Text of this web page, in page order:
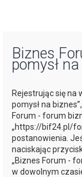
Biznes
pomysł
Rejestrując się na
pomysł na
Forum - forum
„https://bif24.pl/
postanowienia.
naciskając
„Biznes Forum -
w dowolnym